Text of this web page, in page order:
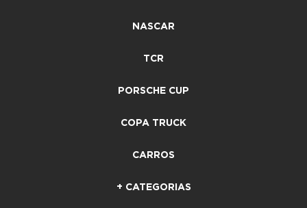
NASCAR
TCR
PORSCHE CUP
COPA TRUCK
CARROS
+ CATEGORIAS